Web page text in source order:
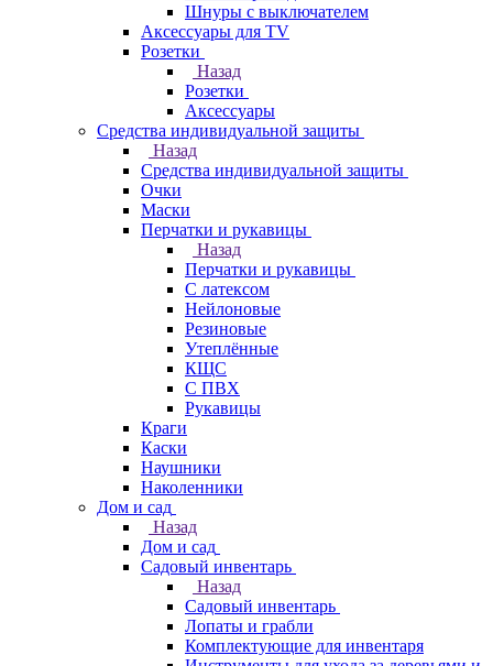
Шнуры с выключателем
Аксессуары для TV
Розетки
Назад
Розетки
Аксессуары
Средства индивидуальной защиты
Назад
Средства индивидуальной защиты
Очки
Маски
Перчатки и рукавицы
Назад
Перчатки и рукавицы
С латексом
Нейлоновые
Резиновые
Утеплённые
КЩС
С ПВХ
Рукавицы
Краги
Каски
Наушники
Наколенники
Дом и сад
Назад
Дом и сад
Садовый инвентарь
Назад
Садовый инвентарь
Лопаты и грабли
Комплектующие для инвентаря